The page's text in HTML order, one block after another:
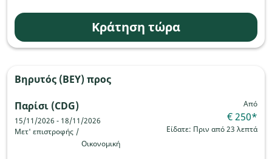
Κράτηση τώρα
Βηρυτός (BEY)προς
Παρίσι (CDG)
15/11/2026 - 18/11/2026
Μετ' επιστροφής /
Οικονομική
Από
€ 250*
Είδατε: Πριν από 23 λεπτά